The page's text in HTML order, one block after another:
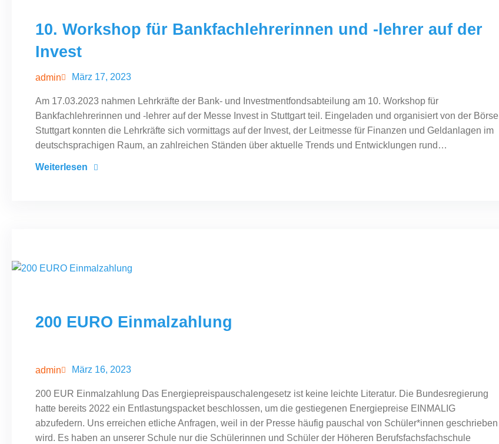
10. Workshop für Bankfachlehrerinnen und -lehrer auf der
Invest
admin März 17, 2023
Am 17.03.2023 nahmen Lehrkräfte der Bank- und Investmentfondsabteilung am 10. Workshop für
Bankfachlehrerinnen und -lehrer auf der Messe Invest in Stuttgart teil. Eingeladen und organisiert von der Börse
Stuttgart konnten die Lehrkräfte sich vormittags auf der Invest, der Leitmesse für Finanzen und Geldanlagen im
deutschsprachigen Raum, an zahlreichen Ständen über aktuelle Trends und Entwicklungen rund…
Weiterlesen
200 EURO Einmalzahlung
admin März 16, 2023
200 EUR Einmalzahlung Das Energiepreispauschalengesetz ist keine leichte Literatur. Die Bundesregierung
hatte bereits 2022 ein Entlastungspacket beschlossen, um die gestiegenen Energiepreise EINMALIG
abzufedern. Uns erreichen etliche Anfragen, weil in der Presse häufig pauschal von Schüler*innen geschrieben
wird. Es haben an unserer Schule nur die Schülerinnen und Schüler der Höheren Berufsfachsfachschule